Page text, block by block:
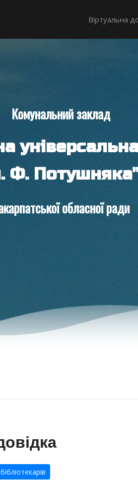
Віртуальна
Комунальний заклад
Ф.
обласної ради